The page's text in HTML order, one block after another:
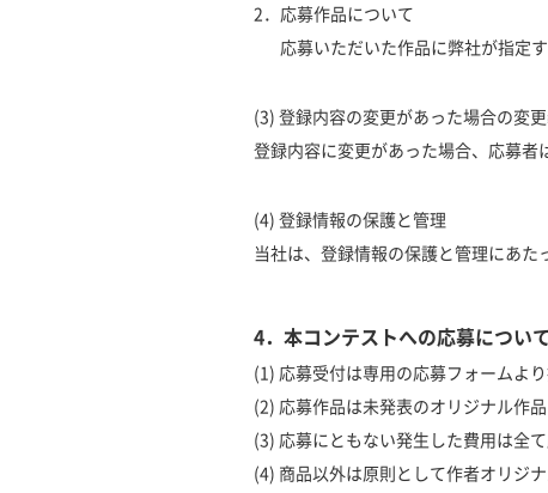
2．応募作品について
応募いただいた作品に弊社が指定
(3) 登録内容の変更があった場合の変
登録内容に変更があった場合、応募者
(4) 登録情報の保護と管理
当社は、登録情報の保護と管理にあた
4．本コンテストへの応募について
(1) 応募受付は専用の応募フォームより
(2) 応募作品は未発表のオリジナル作
(3) 応募にともない発生した費用は全
(4) 商品以外は原則として作者オリジ